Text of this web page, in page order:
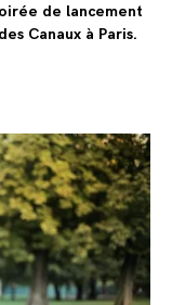
de lancement
Canaux à Paris.